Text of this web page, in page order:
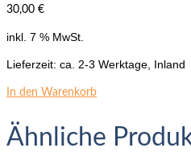
30,00 €
inkl. 7 % MwSt.
Lieferzeit: ca. 2-3 Werktage, Inland
In den Warenkorb
Ähnliche